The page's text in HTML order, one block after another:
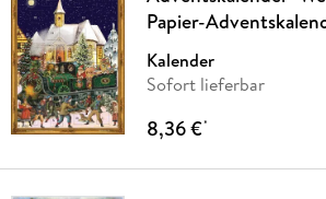
Papier-
Kalender
Sofort lieferbar
8,36 €*